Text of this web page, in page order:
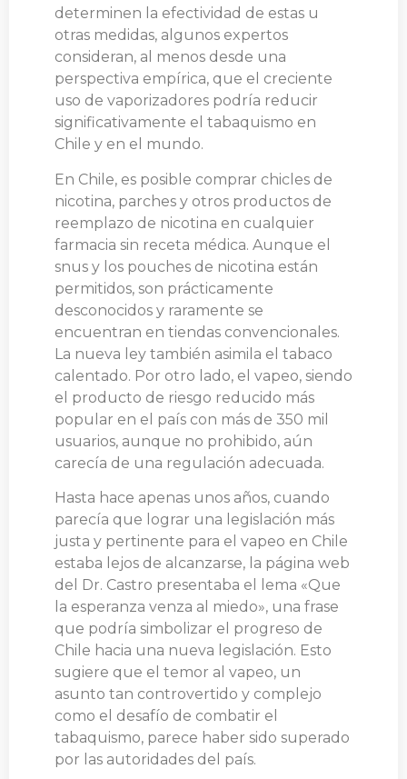
determinen la efectividad de estas u
otras medidas, algunos expertos
consideran, al menos desde una
perspectiva empírica, que el creciente
uso de vaporizadores podría reducir
significativamente el tabaquismo en
Chile y en el mundo.
En Chile, es posible comprar chicles de
nicotina, parches y otros productos de
reemplazo de nicotina en cualquier
farmacia sin receta médica. Aunque el
snus y los pouches de nicotina están
permitidos, son prácticamente
desconocidos y raramente se
encuentran en tiendas convencionales.
La nueva ley también asimila el tabaco
calentado. Por otro lado, el vapeo, siendo
el producto de riesgo reducido más
popular en el país con más de 350 mil
usuarios, aunque no prohibido, aún
carecía de una regulación adecuada.
Hasta hace apenas unos años, cuando
parecía que lograr una legislación más
justa y pertinente para el vapeo en Chile
estaba lejos de alcanzarse, la página web
del Dr. Castro presentaba el lema «Que
la esperanza venza al miedo», una frase
que podría simbolizar el progreso de
Chile hacia una nueva legislación. Esto
sugiere que el temor al vapeo, un
asunto tan controvertido y complejo
como el desafío de combatir el
tabaquismo, parece haber sido superado
por las autoridades del país.